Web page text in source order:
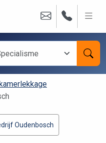
Oudenbosch